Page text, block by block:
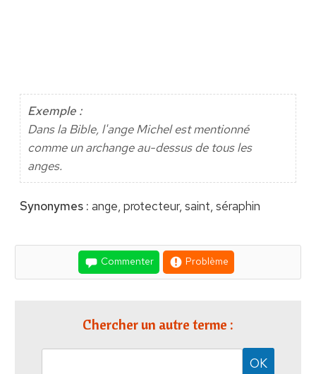
Exemple :
Dans la Bible, l'ange Michel est mentionné
comme un archange au-dessus de tous les
anges.
Synonymes : ange, protecteur, saint, séraphin
Commenter Problème
Chercher un autre terme :